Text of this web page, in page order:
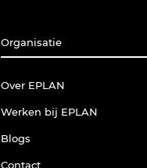
Organisatie
Over EPLAN
Werken bij EPLAN
Blogs
Contact